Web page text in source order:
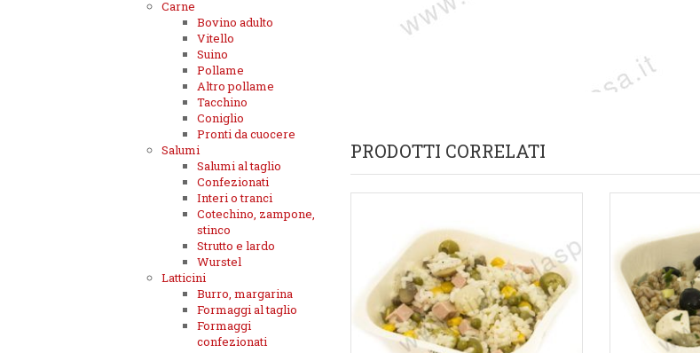
PRODOTTI CORRELATI
Carne
Bovino adulto
Vitello
Suino
Pollame
Altro pollame
Tacchino
Coniglio
Pronti da cuocere
Salumi
Salumi al taglio
Confezionati
Interi o tranci
Cotechino, zampone,
stinco
Strutto e lardo
Wurstel
Latticini
Burro, margarina
Formaggi al taglio
Formaggi
confezionati